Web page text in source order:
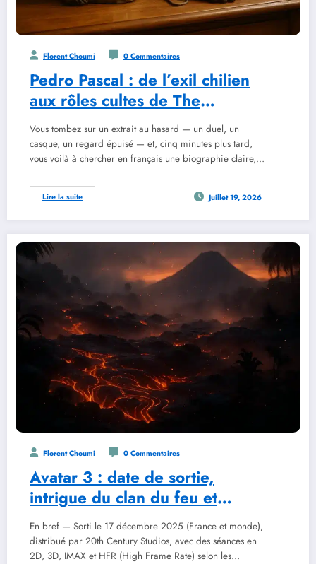
Florent Choumi 0 Commentaires
Pedro Pascal : de l’exil chilien
aux rôles cultes de The
Mandalorian et The Last of Us
Vous tombez sur un extrait au hasard — un duel, un
casque, un regard épuisé — et, cinq minutes plus tard,
vous voilà à chercher en français une biographie claire,…
Lire la suite Juillet 19, 2026
Florent Choumi 0 Commentaires
Avatar 3 : date de sortie,
intrigue du clan du feu et
réception critique en 2026
En bref — Sorti le 17 décembre 2025 (France et monde),
distribué par 20th Century Studios, avec des séances en
2D, 3D, IMAX et HFR (High Frame Rate) selon les…